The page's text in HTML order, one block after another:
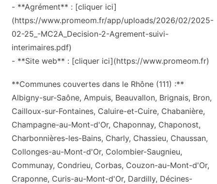
- **Agrément** : [cliquer ici]
(https://www.promeom.fr/app/uploads/2026/02/2025-
02-25_-MC2A_Decision-2-Agrement-suivi-
interimaires.pdf)
- **Site web** : [cliquer ici](https://www.promeom.fr)
**Communes couvertes dans le Rhône (111) :**
Albigny-sur-Saône, Ampuis, Beauvallon, Brignais, Bron,
Cailloux-sur-Fontaines, Caluire-et-Cuire, Chabanière,
Champagne-au-Mont-d'Or, Chaponnay, Chaponost,
Charbonnières-les-Bains, Charly, Chassieu, Chaussan,
Collonges-au-Mont-d'Or, Colombier-Saugnieu,
Communay, Condrieu, Corbas, Couzon-au-Mont-d'Or,
Craponne, Curis-au-Mont-d'Or, Dardilly, Décines-